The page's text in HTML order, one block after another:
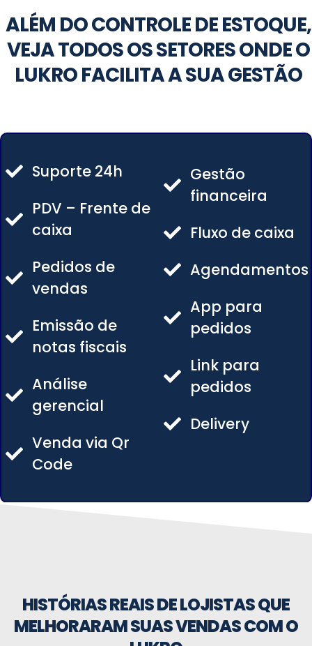
ALÉM DO CONTROLE DE ESTOQUE,
VEJA TODOS OS SETORES ONDE O
LUKRO FACILITA A SUA GESTÃO
Suporte 24h
PDV – Frente de
caixa
Pedidos de
vendas
Emissão de
notas fiscais
Análise
gerencial
Venda via Qr
Code
Gestão
financeira
Fluxo de caixa
Agendamentos
App para
pedidos
Link para
pedidos
Delivery
HISTÓRIAS REAIS DE LOJISTAS QUE
MELHORARAM SUAS VENDAS COM O